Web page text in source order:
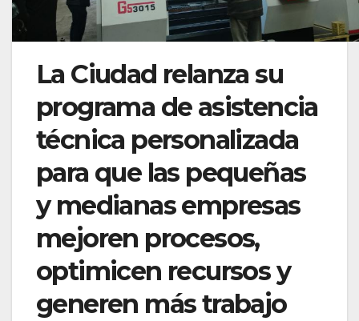
La Ciudad relanza su
programa de asistencia
técnica personalizada
para que las pequeñas
y medianas empresas
mejoren procesos,
optimicen recursos y
generen más trabajo